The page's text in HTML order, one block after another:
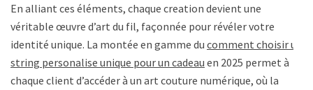
En alliant ces éléments, chaque creation devient une
véritable œuvre d’art du fil, façonnée pour révéler votre
identité unique. La montée en gamme du comment choisir un
string personalise unique pour un cadeau en 2025 permet à
chaque client d’accéder à un art couture numérique, où la